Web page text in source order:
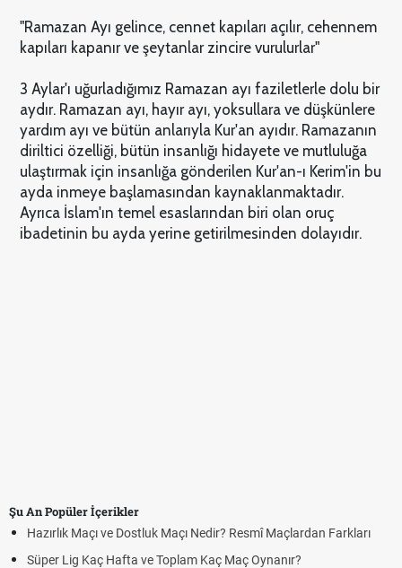
"Ramazan Ayı gelince, cennet kapıları açılır, cehennem
kapıları kapanır ve şeytanlar zincire vurulurlar"
3 Aylar'ı uğurladığımız Ramazan ayı faziletlerle dolu bir
aydır. Ramazan ayı, hayır ayı, yoksullara ve düşkünlere
yardım ayı ve bütün anlarıyla Kur'an ayıdır. Ramazanın
diriltici özelliği, bütün insanlığı hidayete ve mutluluğa
ulaştırmak için insanlığa gönderilen Kur'an-ı Kerim'in bu
ayda inmeye başlamasından kaynaklanmaktadır.
Ayrıca İslam'ın temel esaslarından biri olan oruç
ibadetinin bu ayda yerine getirilmesinden dolayıdır.
Şu An Popüler İçerikler
Hazırlık Maçı ve Dostluk Maçı Nedir? Resmî Maçlardan Farkları
Süper Lig Kaç Hafta ve Toplam Kaç Maç Oynanır?